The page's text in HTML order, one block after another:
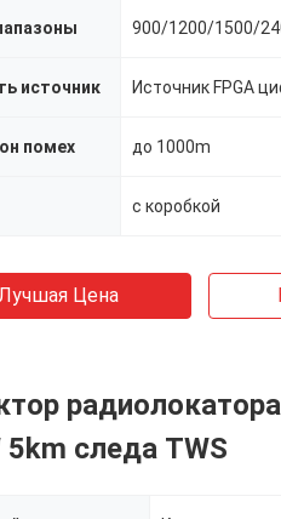
900/1200/1500/
источник Источник FPGA
помех до 1000m
с коробкой
Цена
5km следа TWS